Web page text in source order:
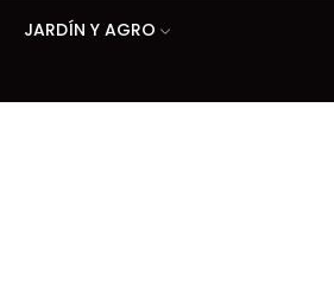
JARDÍN Y AGRO